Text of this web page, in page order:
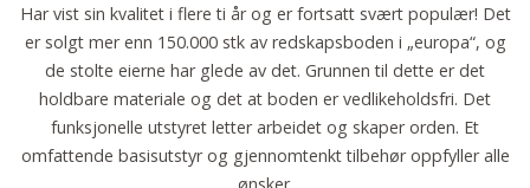
Har vist sin kvalitet i flere ti år og er fortsatt svært populær! Det
er solgt mer enn 150.000 stk av redskapsboden i „europa“, og
de stolte eierne har glede av det. Grunnen til dette er det
holdbare materiale og det at boden er vedlikeholdsfri. Det
funksjonelle utstyret letter arbeidet og skaper orden. Et
omfattende basisutstyr og gjennomtenkt tilbehør oppfyller alle
ønsker.